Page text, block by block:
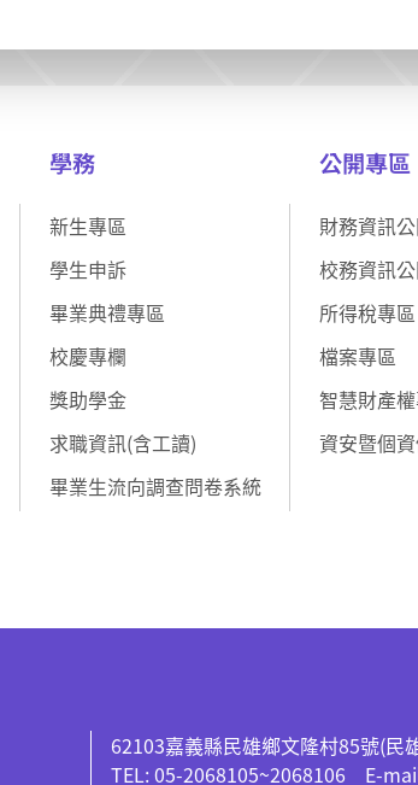
學務
新生專區
學生申訴
畢業典禮專區
校慶專欄
獎助學金
求職資訊(含工讀)
畢業生流向調查問卷系統
公開專區
財務資訊
校務資訊
所得稅專區
檔案專區
智慧財產
資安暨個
62103嘉義縣民雄鄉文隆村85號(民
TEL: 05-2068105~2068106 E-